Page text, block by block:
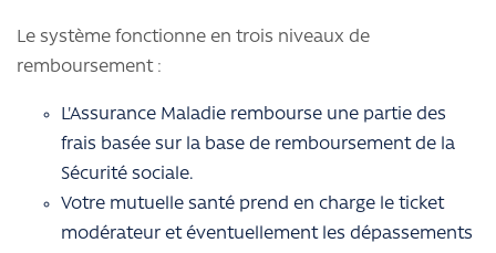
Le système fonctionne en trois niveaux de
remboursement :
L'Assurance Maladie rembourse une partie des
frais basée sur la base de remboursement de la
Sécurité sociale.
Votre mutuelle santé prend en charge le ticket
modérateur et éventuellement les dépassements